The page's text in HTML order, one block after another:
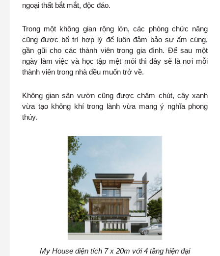
ngoại thất bắt mắt, độc đáo.
Trong một không gian rộng lớn, các phòng chức năng
cũng được bố trí hợp lý để luôn đảm bảo sự ấm cúng,
gần gũi cho các thành viên trong gia đình. Để sau một
ngày làm việc và học tập mệt mỏi thì đây sẽ là nơi mỗi
thành viên trong nhà đều muốn trở về.
Không gian sân vườn cũng được chăm chút, cây xanh
vừa tạo không khí trong lành vừa mang ý nghĩa phong
thủy.
My House diện tích 7 x 20m với 4 tầng hiện đại